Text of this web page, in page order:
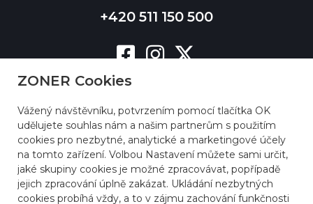
+420 511 150 500
ZONER Cookies
Vážený návštěvníku, potvrzením pomocí tlačítka OK
udělujete souhlas nám a našim partnerům s použitím
cookies pro nezbytné, analytické a marketingové účely
na tomto zařízení. Volbou Nastavení můžete sami určit,
jaké skupiny cookies je možné zpracovávat, popřípadě
jejich zpracování úplně zakázat. Ukládání nezbytných
cookies probíhá vždy, a to v zájmu zachování funkčnosti